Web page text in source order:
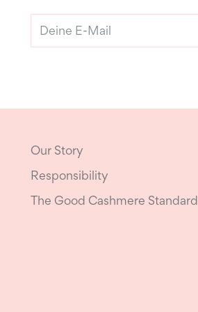
E-
Our Story
Responsibility
The Good Cashmere Standard